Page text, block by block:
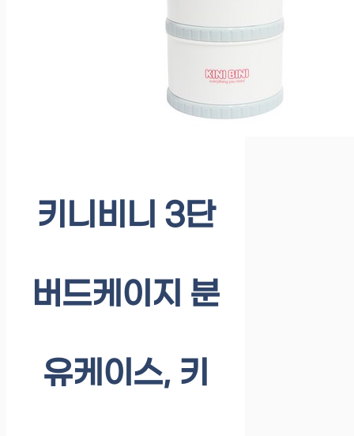
키니비니 3단
버드케이지 분
유케이스, 키